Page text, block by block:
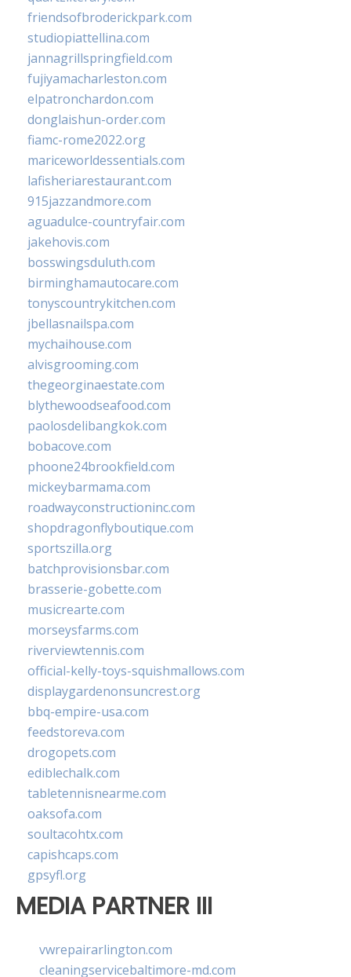
friendsofbroderickpark.com
studiopiattellina.com
jannagrillspringfield.com
fujiyamacharleston.com
elpatronchardon.com
donglaishun-order.com
fiamc-rome2022.org
mariceworldessentials.com
lafisheriarestaurant.com
915jazzandmore.com
aguadulce-countryfair.com
jakehovis.com
bosswingsduluth.com
birminghamautocare.com
tonyscountrykitchen.com
jbellasnailspa.com
mychaihouse.com
alvisgrooming.com
thegeorginaestate.com
blythewoodseafood.com
paolosdelibangkok.com
bobacove.com
phoone24brookfield.com
mickeybarmama.com
roadwayconstructioninc.com
shopdragonflyboutique.com
sportszilla.org
batchprovisionsbar.com
brasserie-gobette.com
musicrearte.com
morseysfarms.com
riverviewtennis.com
official-kelly-toys-squishmallows.com
displaygardenonsuncrest.org
bbq-empire-usa.com
feedstoreva.com
drogopets.com
ediblechalk.com
tabletennisnearme.com
oaksofa.com
soultacohtx.com
capishcaps.com
gpsyfl.org
MEDIA PARTNER III
vwrepairarlington.com
cleaningservicebaltimore-md.com